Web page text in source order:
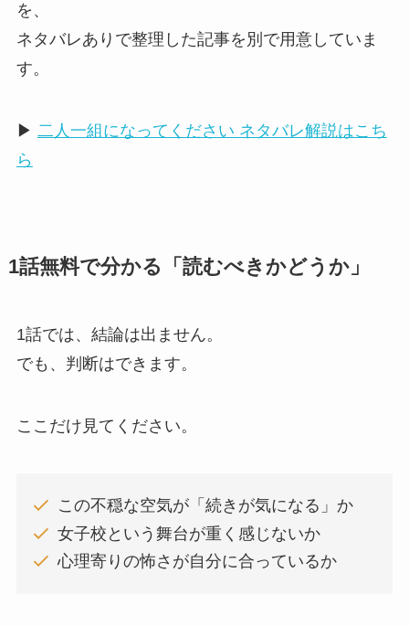
を、
ネタバレありで整理した記事を別で用意していま
す。
▶ 二人一組になってください ネタバレ解説はこち
ら
1話無料で分かる「読むべきかどうか」
1話では、結論は出ません。
でも、判断はできます。
ここだけ見てください。
この不穏な空気が「続きが気になる」か
女子校という舞台が重く感じないか
心理寄りの怖さが自分に合っているか